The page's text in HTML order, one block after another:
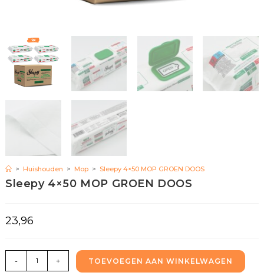
> Huishouden > Mop > Sleepy 4×50 MOP GROEN DOOS
Sleepy 4×50 MOP GROEN DOOS
23,96
- + TOEVOEGEN AAN WINKELWAGEN